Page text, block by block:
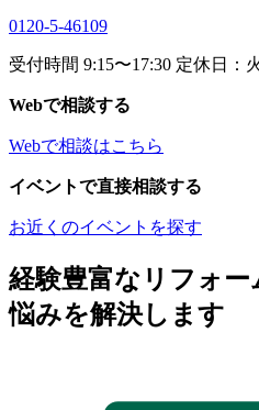
0120-5-46109
受付時間 9:15〜17:30 定休日：
Webで相談する
Webで相談はこちら
イベントで直接相談する
お近くのイベントを探す
経験豊富なリフォ
悩みを解決します